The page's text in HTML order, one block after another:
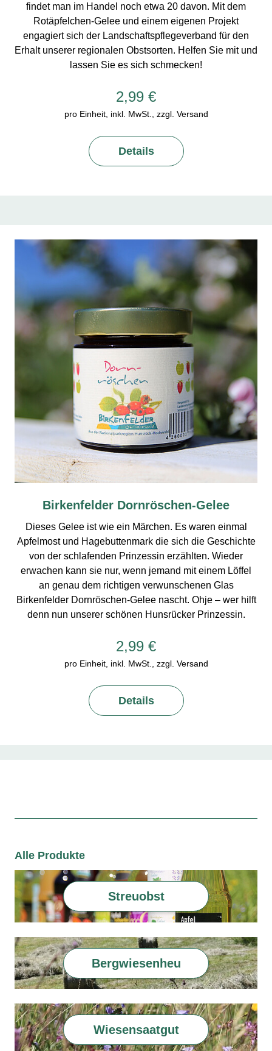
findet man im Handel noch etwa 20 davon. Mit dem
Rotäpfelchen-Gelee und einem eigenen Projekt
engagiert sich der Landschaftspflegeverband für den
Erhalt unserer regionalen Obstsorten. Helfen Sie mit und
lassen Sie es sich schmecken!
2,99 €
pro Einheit, inkl. MwSt., zzgl. Versand
Details
Birkenfelder Dornröschen-Gelee
Dieses Gelee ist wie ein Märchen. Es waren einmal
Apfelmost und Hagebuttenmark die sich die Geschichte
von der schlafenden Prinzessin erzählten. Wieder
erwachen kann sie nur, wenn jemand mit einem Löffel
an genau dem richtigen verwunschenen Glas
Birkenfelder Dornröschen-Gelee nascht. Ohje – wer hilft
denn nun unserer schönen Hunsrücker Prinzessin.
2,99 €
pro Einheit, inkl. MwSt., zzgl. Versand
Details
Alle Produkte
Streuobst
Bergwiesenheu
Wiesensaatgut